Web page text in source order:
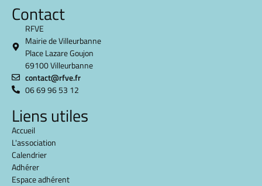
Contact
RFVE
Mairie de Villeurbanne
Place Lazare Goujon
69100 Villeurbanne
contact@rfve.fr
06 69 96 53 12
Liens utiles
Accueil
L'association
Calendrier
Adhérer
Espace adhérent